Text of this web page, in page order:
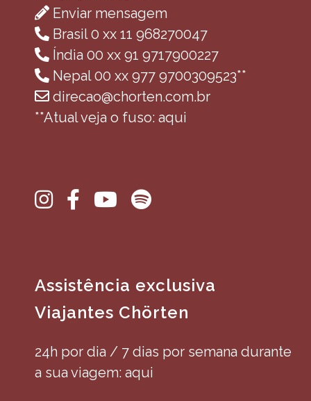
Enviar mensagem
Brasil 0 xx 11 968270047
Índia 00 xx 91 9717900227
Nepal 00 xx 977 9700309523**
direcao@chorten.com.br
**Atual veja o fuso: aqui
Assistência exclusiva
Viajantes Chörten
24h por dia / 7 dias por semana durante
a sua viagem: aqui